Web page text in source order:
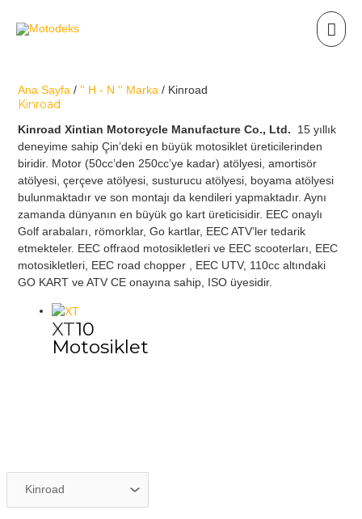
Ana Sayfa / '' H - N '' Marka / Kinroad
Kinroad
Kinroad Xintian Motorcycle Manufacture Co., Ltd. 15 yıllık
deneyime sahip Çin’deki en büyük motosiklet üreticilerinden
biridir. Motor (50cc’den 250cc’ye kadar) atölyesi, amortisör
atölyesi, çerçeve atölyesi, susturucu atölyesi, boyama atölyesi
bulunmaktadır ve son montajı da kendileri yapmaktadır. Aynı
zamanda dünyanın en büyük go kart üreticisidir. EEC onaylı
Golf arabaları, römorklar, Go kartlar, EEC ATV’ler tedarik
etmekteler. EEC offraod motosikletleri ve EEC scooterları, EEC
motosikletleri, EEC road chopper , EEC UTV, 110cc altındaki
GO KART ve ATV CE onayına sahip, ISO üyesidir.
XT10
Motosiklet